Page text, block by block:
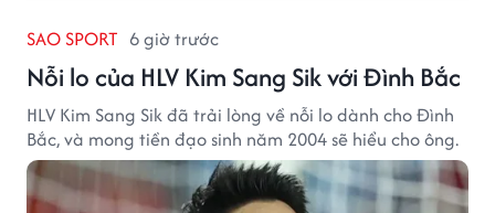
SAO SPORT 6 giờ trước
Nỗi lo của HLV Kim Sang Sik với Đình Bắc
HLV Kim Sang Sik đã trải lòng về nỗi lo dành cho Đình
Bắc, và mong tiền đạo sinh năm 2004 sẽ hiểu cho ông.